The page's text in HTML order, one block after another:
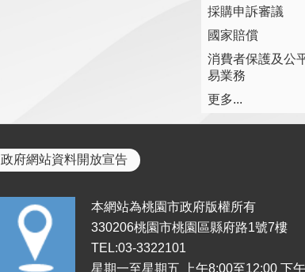
採購申訴審議
國家賠償
消費者保護及公
易業務
更多...
政府網站資料開放宣告
本網站為桃園市政府版權所有
330206桃園市桃園區縣府路1號7樓
TEL:03-3322101
星期一至星期五 上午8:00至12:00 下